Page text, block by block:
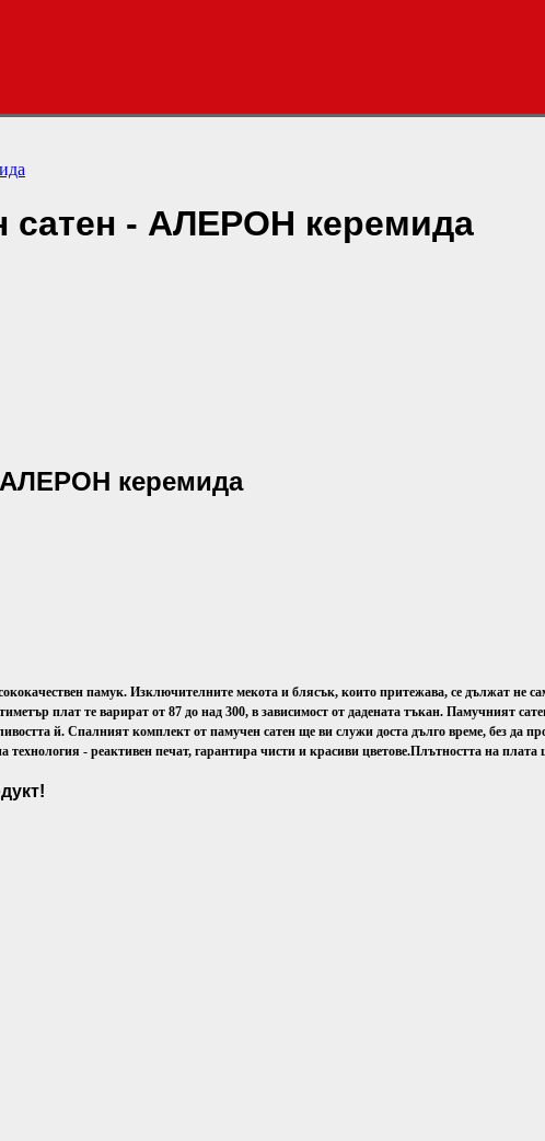
сатен - АЛЕРОН керемида
АЛЕРОН керемида
памук. Изключителните мекота и блясък, които притежава, се дължат не
плат те варират от 87 до над 300, в зависимост от дадената тъкан. Памучният
й. Спалният комплект от памучен сатен ще ви служи доста дълго време, без да
- реактивен печат, гарантира чисти и красиви цветове.Плътността на плата